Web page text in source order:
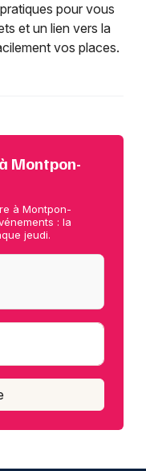
pour vous
et un lien vers la
vos places.
Montpon-
à Montpon-
: la
jeudi.